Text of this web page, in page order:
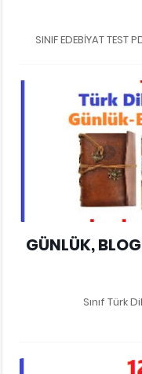
GÜNLÜK,
9.Sınıf